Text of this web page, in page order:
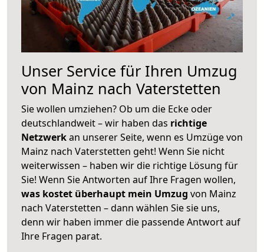
Unser Service für Ihren Umzug
von Mainz nach Vaterstetten
Sie wollen umziehen? Ob um die Ecke oder
deutschlandweit – wir haben das richtige
Netzwerkan unserer Seite, wenn es Umzüge von
Mainz nach Vaterstetten geht! Wenn Sie nicht
weiterwissen – haben wir die richtige Lösung für
Sie! Wenn Sie Antworten auf Ihre Fragen wollen,
was kostet überhaupt mein Umzug von Mainz
nach Vaterstetten – dann wählen Sie sie uns,
denn wir haben immer die passende Antwort auf
Ihre Fragen parat.